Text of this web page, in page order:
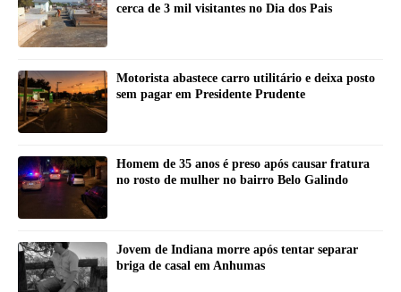
cerca de 3 mil visitantes no Dia dos Pais
Motorista abastece carro utilitário e deixa posto
sem pagar em Presidente Prudente
Homem de 35 anos é preso após causar fratura
no rosto de mulher no bairro Belo Galindo
Jovem de Indiana morre após tentar separar
briga de casal em Anhumas